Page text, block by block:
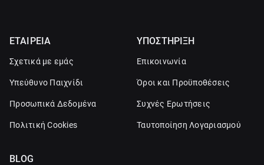
ΕΤΑΙΡΕΙΑ
Σχετικά με εμάς
Υπεύθυνο Παιχνίδι
Προσωπικά Δεδομένα
Πολιτική Cookies
ΥΠΟΣΤΗΡΙΞΗ
Επικοινωνία
Όροι και Προϋποθέσεις
Συχνές Ερωτήσεις
Ταυτοποίηση Λογαριασμού
BLOG